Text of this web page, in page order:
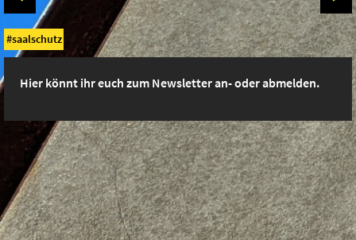
saalschutz
Hier könnt ihr euch zum Newsletter an- oder abmelden.